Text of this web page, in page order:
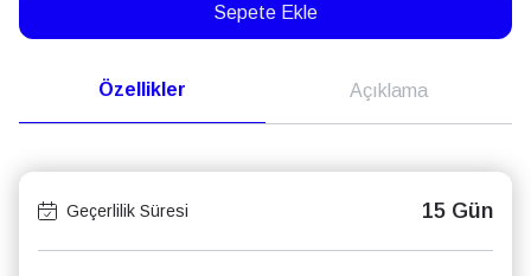
Sepete Ekle
Özellikler Açıklama
Geçerlilik Süresi 15 Gün